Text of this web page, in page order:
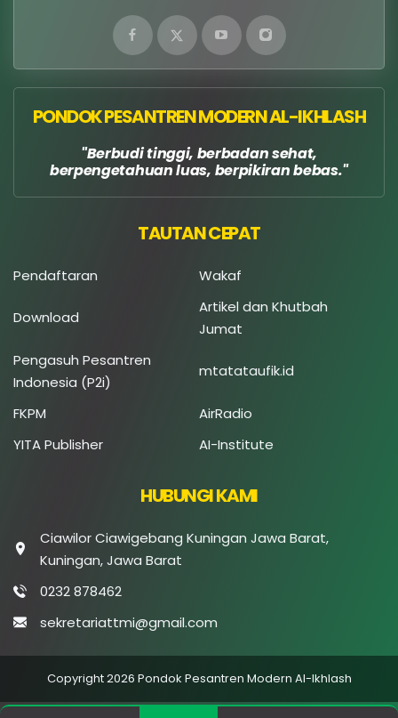
PONDOK PESANTREN MODERN AL-IKHLASH
Berbudi tinggi, berbadan sehat,
berpengetahuan luas, berpikiran bebas.
TAUTAN CEPAT
Pendaftaran Wakaf
Download
Artikel dan Khutbah
Jumat
Pengasuh Pesantren
Indonesia (P2i)
mtatataufik.id
FKPM
AirRadio
YITA Publisher
AI-Institute
HUBUNGI KAMI
Ciawilor Ciawigebang Kuningan Jawa Barat,
Kuningan, Jawa Barat
0232 878462
sekretariattmi@gmail.com
Copyright 2026 Pondok Pesantren Modern Al-Ikhlash